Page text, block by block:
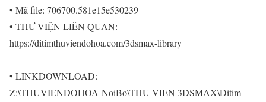
• Mã file: 706700.581e15e530239
• THƯ VIỆN LIÊN QUAN:
https://ditimthuviendohoa.com/3dsmax-library
• LINKDOWNLOAD:
Z:\THUVIENDOHOA-NoiBo\THU VIEN 3DSMAX\Ditim